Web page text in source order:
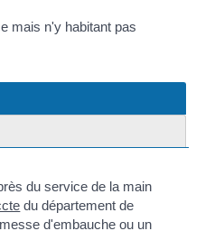
mais n'y habitant pas
du service de la main
du département de
d'embauche ou un